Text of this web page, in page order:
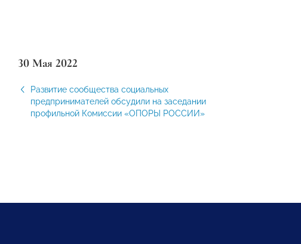
30 Мая 2022
Развитие сообщества социальных
предпринимателей обсудили на заседании
профильной Комиссии «ОПОРЫ РОССИИ»